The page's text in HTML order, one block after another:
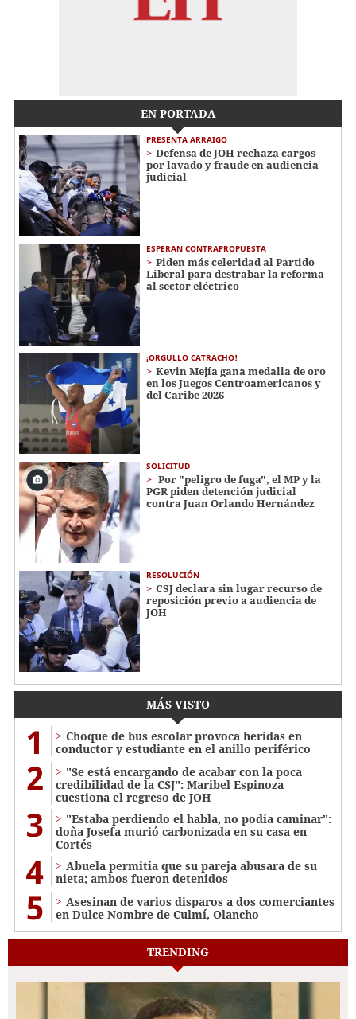
EN PORTADA
PRESENTA ARRAIGO
Defensa de JOH rechaza cargos
por lavado y fraude en audiencia
judicial
ESPERAN CONTRAPROPUESTA
Piden más celeridad al Partido
Liberal para destrabar la reforma
al sector eléctrico
¡ORGULLO CATRACHO!
Kevin Mejía gana medalla de oro
en los Juegos Centroamericanos y
del Caribe 2026
SOLICITUD
Por "peligro de fuga", el MP y la
PGR piden detención judicial
contra Juan Orlando Hernández
RESOLUCIÓN
CSJ declara sin lugar recurso de
reposición previo a audiencia de
JOH
MÁS VISTO
1
Choque de bus escolar provoca heridas en
conductor y estudiante en el anillo periférico
2
"Se está encargando de acabar con la poca
credibilidad de la CSJ": Maribel Espinoza
cuestiona el regreso de JOH
3
"Estaba perdiendo el habla, no podía caminar":
doña Josefa murió carbonizada en su casa en
Cortés
4
Abuela permitía que su pareja abusara de su
nieta; ambos fueron detenidos
5
Asesinan de varios disparos a dos comerciantes
en Dulce Nombre de Culmí, Olancho
TRENDING